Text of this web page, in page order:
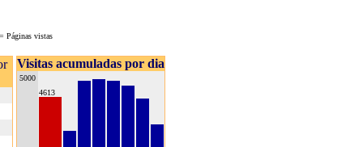
Páginas vistas
Visitas acumuladas por dia
5000
4613